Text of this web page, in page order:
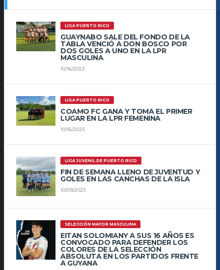
LIGA PUERTO RICO
GUAYNABO SALE DEL FONDO DE LA
TABLA VENCIÓ A DON BOSCO POR
DOS GOLES A UNO EN LA LPR
MASCULINA
10/16/2023
LIGA PUERTO RICO
COAMO FC GANA Y TOMA EL PRIMER
LUGAR EN LA LPR FEMENINA
10/16/2023
LIGA JUVENIL DE PUERTO RICO
FIN DE SEMANA LLENO DE JUVENTUD Y
GOLES EN LAS CANCHAS DE LA ISLA
10/09/2023
SELECCIÓN MAYOR MASCULINA
EITAN SOLOMIANY A SUS 16 AÑOS ES
CONVOCADO PARA DEFENDER LOS
COLORES DE LA SELECCIÓN
ABSOLUTA EN LOS PARTIDOS FRENTE
A GUYANA